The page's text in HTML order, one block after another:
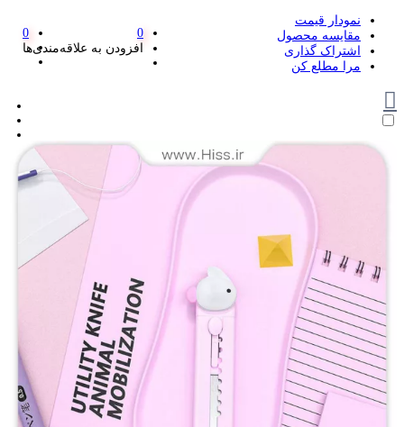
نمودار قیمت
مقایسه محصول
اشتراک گذاری
مرا مطلع کن
0
افزودن به علاقه‌مندی‌ها
0